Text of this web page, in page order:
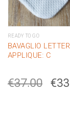
READY TO GO
BAVAGLIO
APPLIQUE: C
€37.00 €